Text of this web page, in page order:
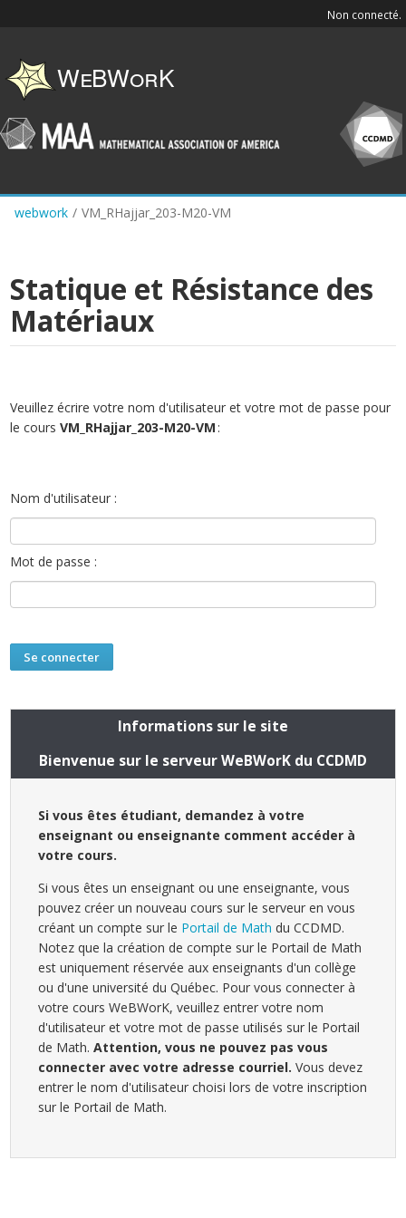
content
Non connecté.
webwork / VM_RHajjar_203-M20-VM
Statique et Résistance des
Matériaux
Veuillez écrire votre nom d'utilisateur et votre mot de passe pour
le coursVM_RHajjar_203-M20-VM :
Nom d'utilisateur :
Mot de passe :
Informations sur le site
Bienvenue sur le serveur WeBWorK du CCDMD
Si vous êtes étudiant, demandez à votre
enseignant ou enseignante comment accéder à
votre cours.
Si vous êtes un enseignant ou une enseignante, vous
pouvez créer un nouveau cours sur le serveur en vous
créant un compte sur le Portail de Math du CCDMD.
Notez que la création de compte sur le Portail de Math
est uniquement réservée aux enseignants d'un collège
ou d'une université du Québec. Pour vous connecter à
votre cours WeBWorK, veuillez entrer votre nom
d'utilisateur et votre mot de passe utilisés sur le Portail
de Math.Attention, vous ne pouvez pas vous
connecter avec votre adresse courriel. Vous devez
entrer le nom d'utilisateur choisi lors de votre inscription
sur le Portail de Math.